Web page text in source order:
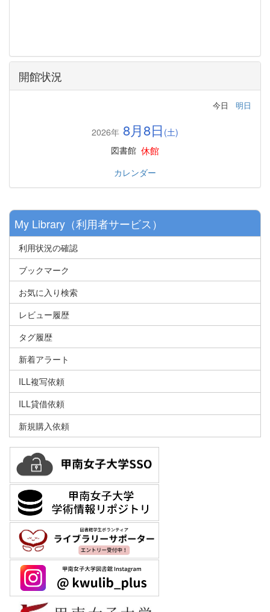
開館状況
今日 明日
2026年 8月8日 (土)
図書館 休館
カレンダー
My Library（利用者サービス）
利用状況の確認
ブックマーク
お気に入り検索
レビュー履歴
タグ履歴
新着アラート
ILL複写依頼
ILL貸借依頼
新規購入依頼